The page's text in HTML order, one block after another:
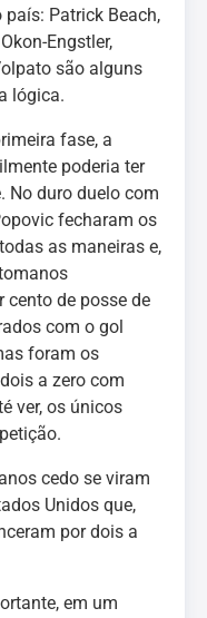
país: Patrick Beach,
Engstler,
são alguns
lógica.
fase, a
poderia ter
No duro duelo com
fecharam os
as maneiras e,
de posse de
com o gol
foram os
a zero com
ver, os únicos
cedo se viram
Unidos que,
por dois a
em um